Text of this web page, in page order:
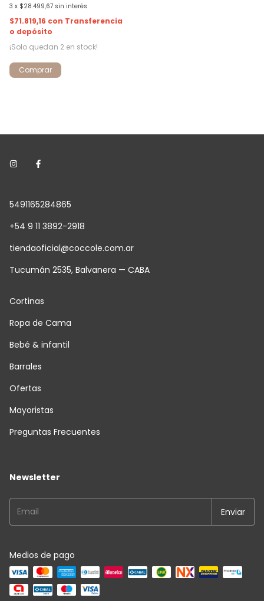
3 x $28.499,67 sin interés
$71.819,16 con Transferencia
o depósito
¡Solo quedan 2 en stock!
Comprar
5491165284865
+54 9 11 3892-2918
tiendaoficial@coccole.com.ar
Tucumán 2535, Balvanera — CABA
Cortinas
Ropa de Cama
Bebé & infantil
Barrales
Ofertas
Mayoristas
Preguntas Frecuentes
Newsletter
Medios de pago